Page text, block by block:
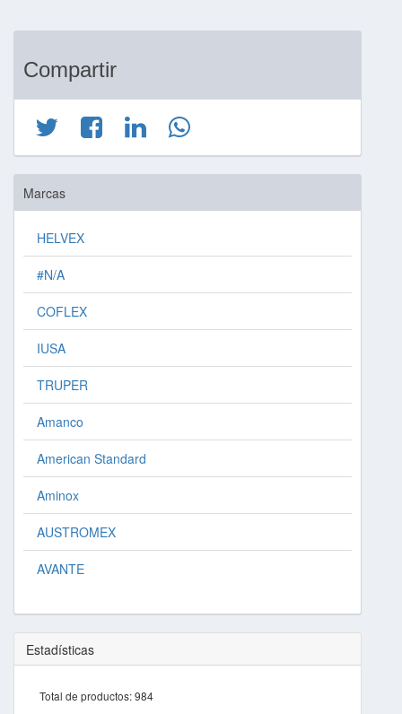
Compartir
Marcas
HELVEX
#N/A
COFLEX
IUSA
TRUPER
Amanco
American Standard
Aminox
AUSTROMEX
AVANTE
Estadísticas
Total de productos:984